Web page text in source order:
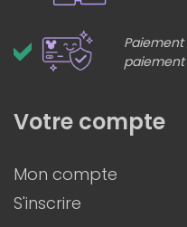
paiement
Votre compte
Mon compte
S'inscrire